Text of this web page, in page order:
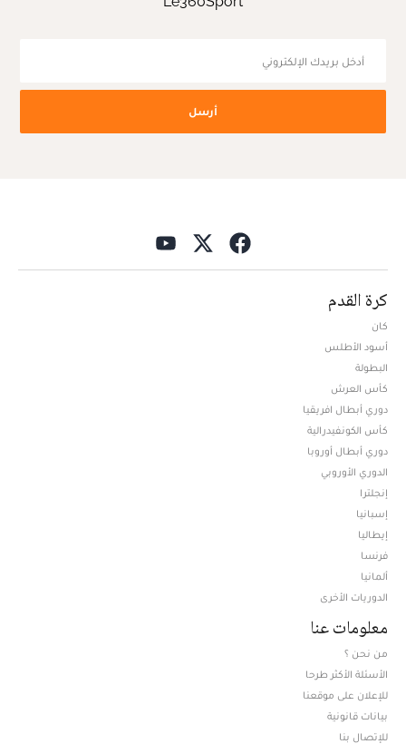
أرسل
كرة القدم
كان
أسود الأطلس
البطولة
كأس العرش
دوري أبطال افريقيا
كأس الكونفيدرالية
دوري أبطال أوروبا
الدوري الأوروبي
إنجلترا
إسبانيا
إيطاليا
فرنسا
ألمانيا
الدوريات الأخرى
معلومات عنا
من نحن ؟
الأسئلة الأكثر طرحا
للإعلان على موقعنا
بيانات قانونية
للإتصال بنا